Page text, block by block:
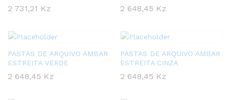
2 731,21 Kz 2 648,45 Kz
PASTAS DE ARQUIVO AMBAR
ESTREITA VERDE
2 648,45 Kz
PASTAS DE ARQUIVO AMBAR
ESTREITA CINZA
2 648,45 Kz